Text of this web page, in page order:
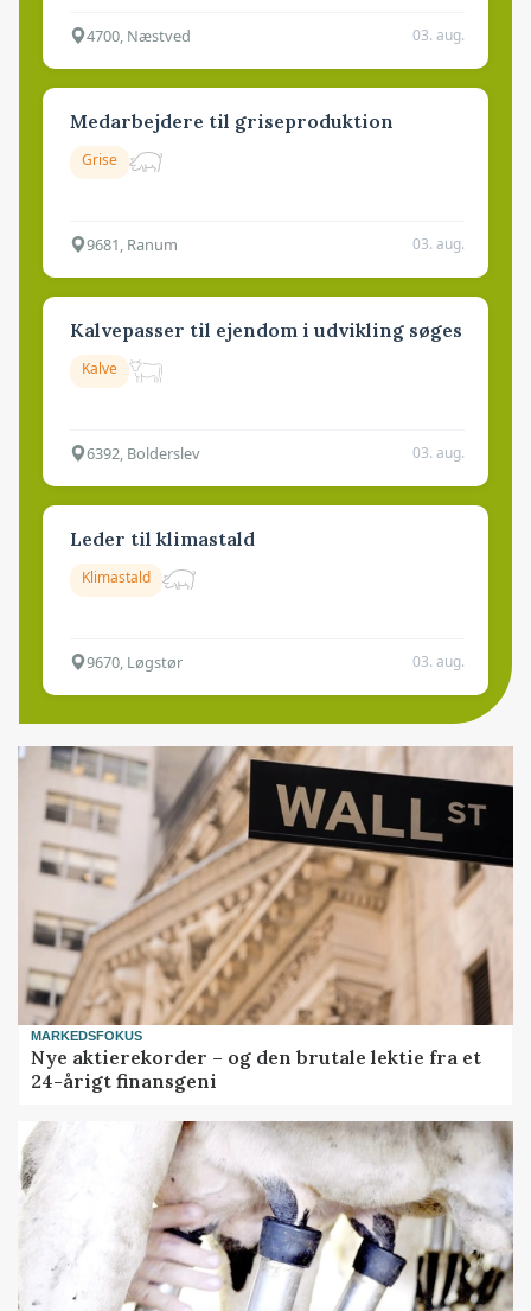
4700, Næstved 03. aug.
Medarbejdere til griseproduktion
Grise
9681, Ranum 03. aug.
Kalvepasser til ejendom i udvikling søges
Kalve
6392, Bolderslev 03. aug.
Leder til klimastald
Klimastald
9670, Løgstør 03. aug.
MARKEDSFOKUS
Nye aktierekorder – og den brutale lektie fra et
24-årigt finansgeni